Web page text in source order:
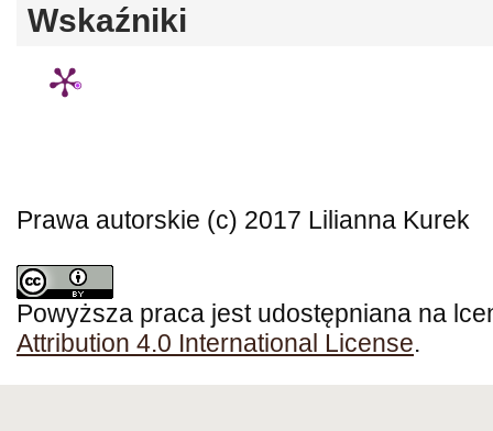
Wskaźniki
Prawa autorskie (c) 2017 Lilianna Kurek
Powyższa praca jest udostępniana na
Attribution 4.0 International License.